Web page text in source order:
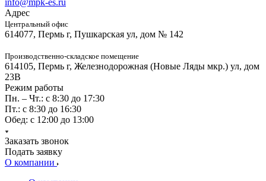
info@mpk-es.ru
Адрес
Центральный офис
614077, Пермь г, Пушкарская ул, дом № 142
Производственно-складское помещение
614105, Пермь г, Железнодорожная (Новые Ляды мкр.) ул, дом
23В
Режим работы
Пн. – Чт.: с 8:30 до 17:30
Пт.: с 8:30 до 16:30
Обед: с 12:00 до 13:00
Заказать звонок
Подать заявку
О компании